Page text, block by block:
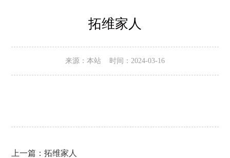
拓维家人
来源：本站 时间：2024-03-16
上一篇：拓维家人